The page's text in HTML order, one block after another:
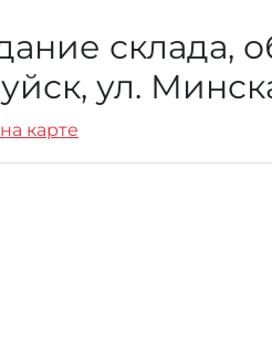
склада,
ул.
карте